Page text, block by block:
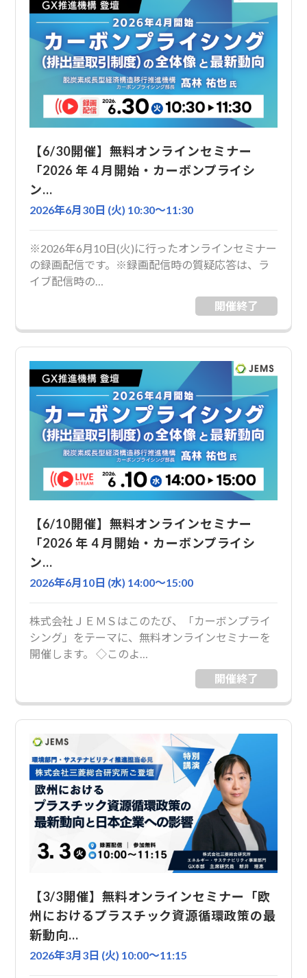
【6/30開催】無料オンラインセミナー
「2026 年 4 月開始・カーボンプライシ
ン…
2026年6月30日 (火) 10:30〜11:30
※2026年6月10日(火)に行ったオンラインセミナー
の録画配信です。※録画配信時の質疑応答は、ラ
イブ配信時の…
開催終了
【6/10開催】無料オンラインセミナー
「2026 年 4 月開始・カーボンプライシ
ン…
2026年6月10日 (水) 14:00〜15:00
株式会社ＪＥＭＳはこのたび、「カーボンプライ
シング」をテーマに、無料オンラインセミナーを
開催します。 ◇このよ…
開催終了
【3/3開催】無料オンラインセミナー「欧
州におけるプラスチック資源循環政策の最
新動向…
2026年3月3日 (火) 10:00〜11:15